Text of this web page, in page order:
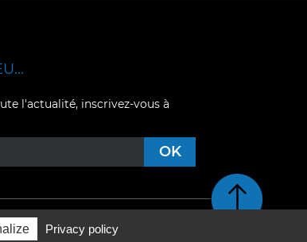
l'actualité, inscrivez-vous à
Retour en haut de page
Privacy policy